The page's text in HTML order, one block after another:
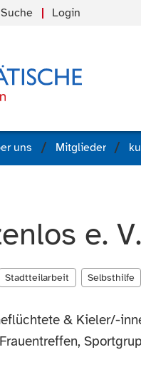
Suche Login
uns Mitglieder
e. V.
Stadtteilarbeit Selbsthilfe
& Kieler/-